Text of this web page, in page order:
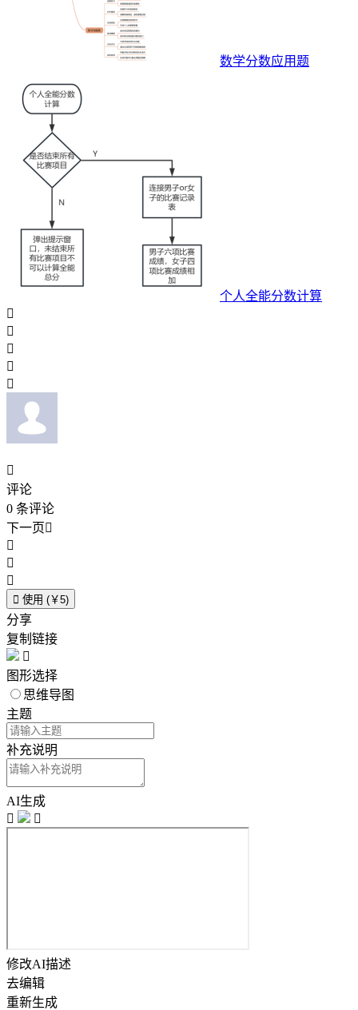
数学分数应用题
个人全能分数计算






评论
0 条评论
下一页



 使用 (￥5)
分享
复制链接

图形选择
思维导图
主题
补充说明
AI生成


修改AI描述
去编辑
重新生成